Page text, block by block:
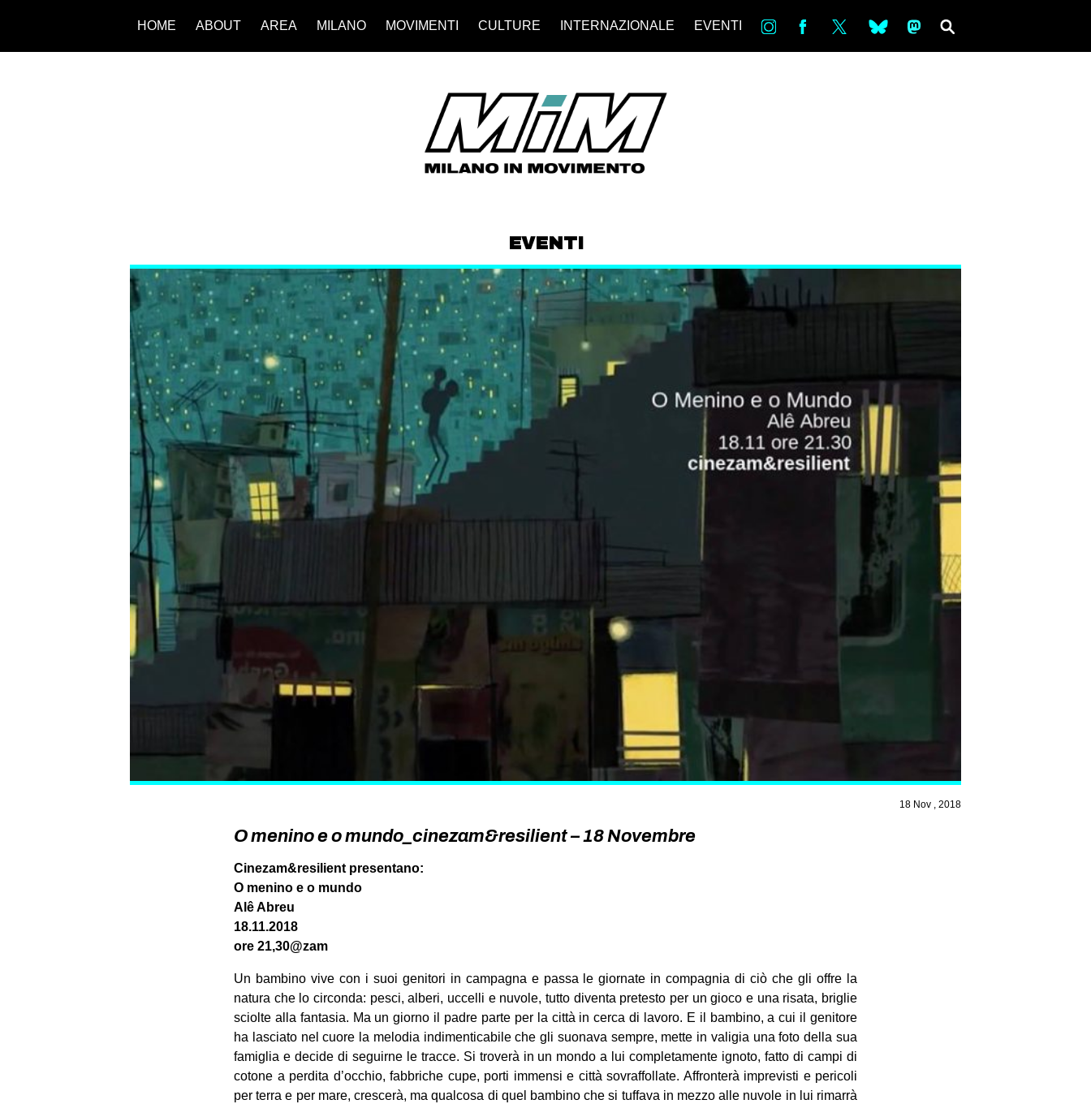
HOME ABOUT AREA MILANO MOVIMENTI CULTURE INTERNAZIONALE EVENTI in bsky ms
EVENTI
18 Nov , 2018
O menino e o mundo_cinezam&resilient – 18 Novembre
Cinezam&resilient presentano:
O menino e o mundo
Alê Abreu
18.11.2018
ore 21,30@zam
Un bambino vive con i suoi genitori in campagna e passa le giornate in compagnia di ciò che gli offre la
natura che lo circonda: pesci, alberi, uccelli e nuvole, tutto diventa pretesto per un gioco e una risata, briglie
sciolte alla fantasia. Ma un giorno il padre parte per la città in cerca di lavoro. E il bambino, a cui il genitore
ha lasciato nel cuore la melodia indimenticabile che gli suonava sempre, mette in valigia una foto della sua
famiglia e decide di seguirne le tracce. Si troverà in un mondo a lui completamente ignoto, fatto di campi di
cotone a perdita d’occhio, fabbriche cupe, porti immensi e città sovraffollate. Affronterà imprevisti e pericoli
per terra e per mare, crescerà, ma qualcosa di quel bambino che si tuffava in mezzo alle nuvole in lui rimarrà